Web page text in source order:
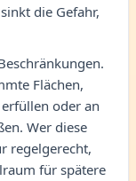
die Gefahr,
Flächen,
oder an
Wer diese
regelgerecht,
für spätere